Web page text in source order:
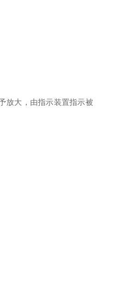
放大，由指示装置指示被